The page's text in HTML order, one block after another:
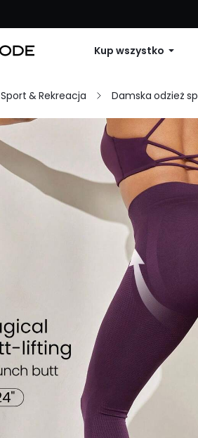
Kup wszystko
Sport & Rekreacja Damska odzież